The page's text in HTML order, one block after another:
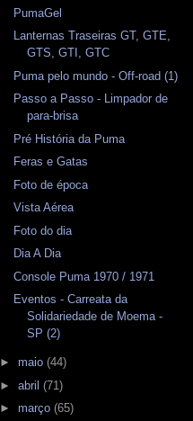
PumaGel
Lanternas Traseiras GT, GTE,
GTS, GTI, GTC
Puma pelo mundo - Off-road (1)
Passo a Passo - Limpador de
para-brisa
Pré História da Puma
Feras e Gatas
Foto de época
Vista Aérea
Foto do dia
Dia A Dia
Console Puma 1970 / 1971
Eventos - Carreata da
Solidariedade de Moema -
SP (2)
► maio (44)
► abril (71)
► março (65)